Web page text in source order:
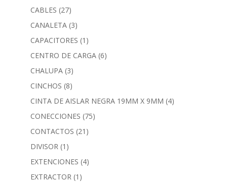
CABLES (27)
CANALETA (3)
CAPACITORES (1)
CENTRO DE CARGA (6)
CHALUPA (3)
CINCHOS (8)
CINTA DE AISLAR NEGRA 19MM X 9MM (4)
CONECCIONES (75)
CONTACTOS (21)
DIVISOR (1)
EXTENCIONES (4)
EXTRACTOR (1)